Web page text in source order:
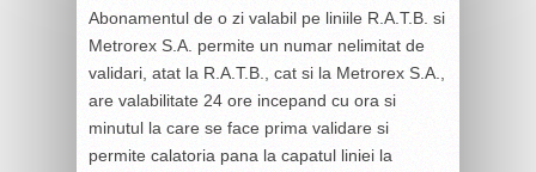
Abonamentul de o zi valabil pe liniile R.A.T.B. si
Metrorex S.A. permite un numar nelimitat de
validari, atat la R.A.T.B., cat si la Metrorex S.A.,
are valabilitate 24 ore incepand cu ora si
minutul la care se face prima validare si
permite calatoria pana la capatul liniei la